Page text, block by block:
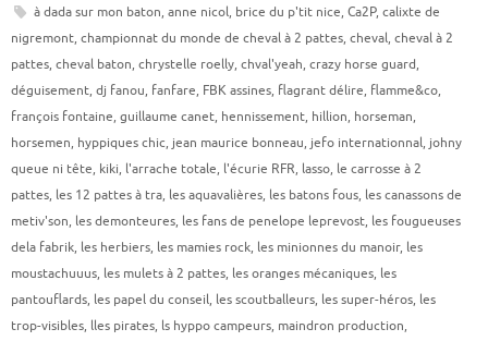
à dada sur mon baton, anne nicol, brice du p'tit nice, Ca2P, calixte de
nigremont, championnat du monde de cheval à 2 pattes, cheval, cheval à 2
pattes, cheval baton, chrystelle roelly, chval'yeah, crazy horse guard,
déguisement, dj fanou, fanfare, FBK assines, flagrant délire, flamme&co,
françois fontaine, guillaume canet, hennissement, hillion, horseman,
horsemen, hyppiques chic, jean maurice bonneau, jefo internationnal, johny
queue ni tête, kiki, l'arrache totale, l'écurie RFR, lasso, le carrosse à 2
pattes, les 12 pattes à tra, les aquavalières, les batons fous, les canassons de
metiv'son, les demonteures, les fans de penelope leprevost, les fougueuses
dela fabrik, les herbiers, les mamies rock, les minionnes du manoir, les
moustachuuus, les mulets à 2 pattes, les oranges mécaniques, les
pantouflards, les papel du conseil, les scoutballeurs, les super-héros, les
trop-visibles, lles pirates, ls hyppo campeurs, maindron production,